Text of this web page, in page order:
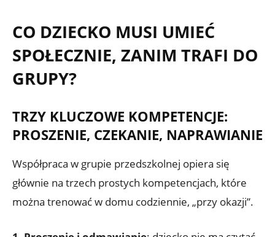
CO DZIECKO MUSI UMIEĆ
SPOŁECZNIE, ZANIM TRAFI DO
GRUPY?
TRZY KLUCZOWE KOMPETENCJE:
PROSZENIE, CZEKANIE, NAPRAWIANIE
Współpraca w grupie przedszkolnej opiera się
głównie na trzech prostych kompetencjach, które
można trenować w domu codziennie, „przy okazji”.